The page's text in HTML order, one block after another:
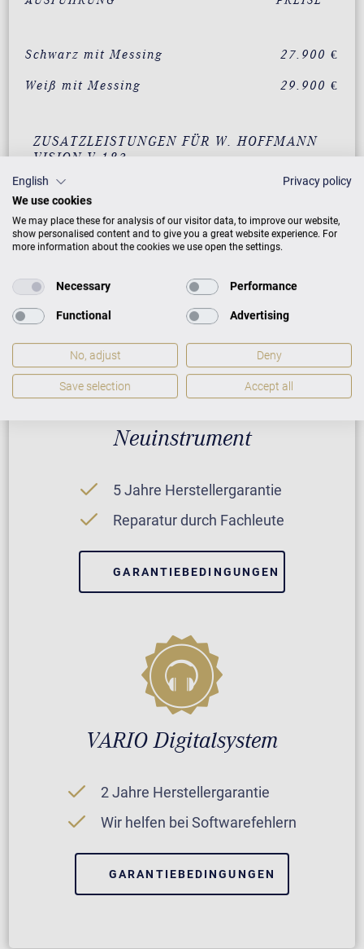
Schwarz mit Messing 27.900 €
Weiß mit Messing 29.900 €
ZUSATZLEISTUNGEN FÜR W. HOFFMANN
VISION V 183
PREISLISTE HERUNTERLADEN
Neuinstrument
5 Jahre Herstellergarantie
Reparatur durch Fachleute
GARANTIEBEDINGUNGEN
VARIO Digitalsystem
2 Jahre Herstellergarantie
Wir helfen bei Softwarefehlern
GARANTIEBEDINGUNGEN
English
Privacy policy
We use cookies
We may place these for analysis of our visitor data, to improve our website,
show personalised content and to give you a great website experience. For
more information about the cookies we use open the settings.
Necessary Performance
Functional Advertising
No, adjust Deny
Save selection Accept all